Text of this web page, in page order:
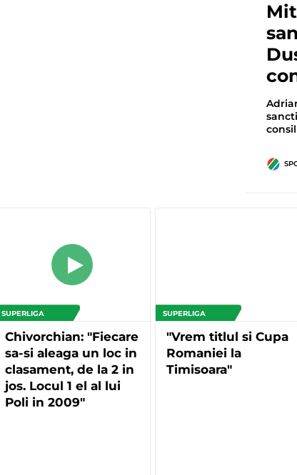
SUPERLIGA
Chivorchian: "Fiecare
sa-si aleaga un loc in
clasament, de la 2 in
jos. Locul 1 el al lui
Poli in 2009"
SUPERLIGA
"Vrem titlul si Cupa
Romaniei la
Timisoara"